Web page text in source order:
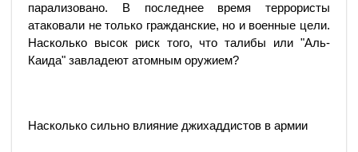
парализовано. В последнее время террористы
атаковали не только гражданские, но и военные цели.
Насколько высок риск того, что талибы или "Аль-
Каида" завладеют атомным оружием?
Насколько сильно влияние джихаддистов в армии